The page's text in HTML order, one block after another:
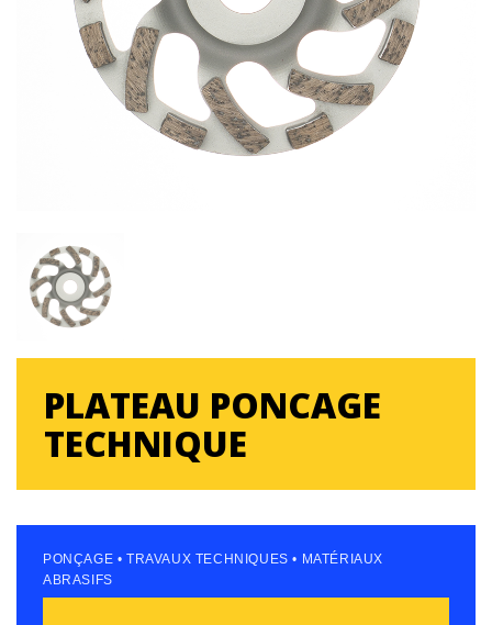
PLATEAU PONCAGE
TECHNIQUE
PONÇAGE • TRAVAUX TECHNIQUES • MATÉRIAUX
ABRASIFS